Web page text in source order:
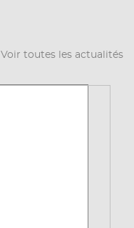
Voir toutes les actualités